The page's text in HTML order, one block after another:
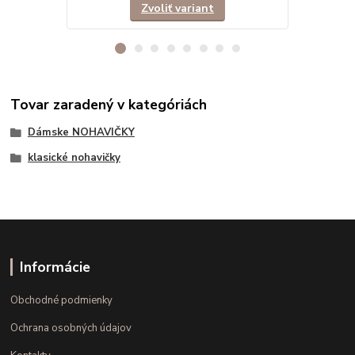
Zvoliť variant
Tovar zaradený v kategóriách
Dámske NOHAVIČKY
klasické nohavičky
Informácie
Obchodné podmienky
Ochrana osobných údajov